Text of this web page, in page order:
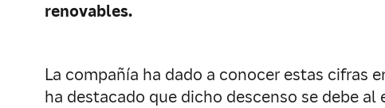
renovables.
La compañía ha dado a conocer estas cifras
ha destacado que dicho descenso se debe